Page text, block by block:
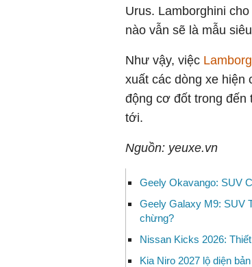
Urus. Lamborghini
nào vẫn sẽ là mẫu
Như vậy, việc
xuất các dòng xe hiện
động cơ đốt trong đến
tới.
Nguồn: yeuxe.vn
Geely Okavango: SUV
Geely Galaxy M9: SUV
chừng?
Nissan Kicks 2026:
Kia Niro 2027 lộ diện